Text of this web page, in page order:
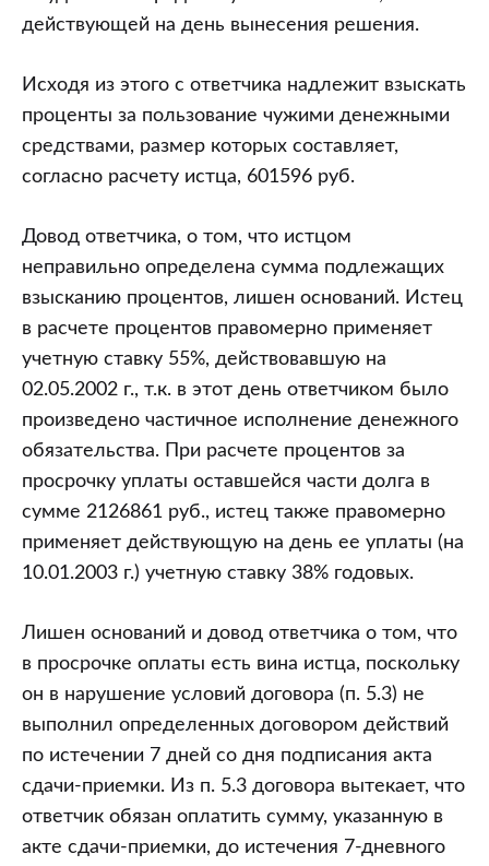
действующей на день вынесения решения.
Исходя из этого с ответчика надлежит взыскать
проценты за пользование чужими денежными
средствами, размер которых составляет,
согласно расчету истца, 601596 руб.
Довод ответчика, о том, что истцом
неправильно определена сумма подлежащих
взысканию процентов, лишен оснований. Истец
в расчете процентов правомерно применяет
учетную ставку 55%, действовавшую на
02.05.2002 г., т.к. в этот день ответчиком было
произведено частичное исполнение денежного
обязательства. При расчете процентов за
просрочку уплаты оставшейся части долга в
сумме 2126861 руб., истец также правомерно
применяет действующую на день ее уплаты (на
10.01.2003 г.) учетную ставку 38% годовых.
Лишен оснований и довод ответчика о том, что
в просрочке оплаты есть вина истца, поскольку
он в нарушение условий договора (п. 5.3) не
выполнил определенных договором действий
по истечении 7 дней со дня подписания акта
сдачи-приемки. Из п. 5.3 договора вытекает, что
ответчик обязан оплатить сумму, указанную в
акте сдачи-приемки, до истечения 7-дневного